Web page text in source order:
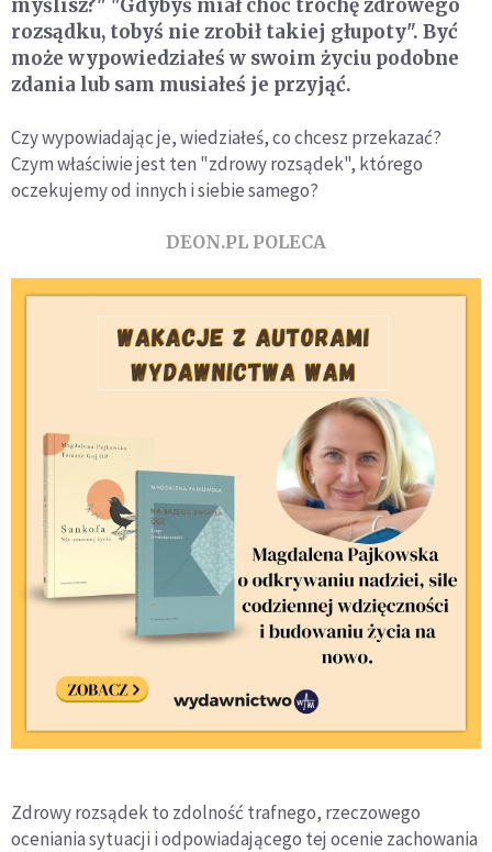
myślisz?" "Gdybyś miał choć trochę zdrowego
rozsądku, tobyś nie zrobił takiej głupoty". Być
może wypowiedziałeś w swoim życiu podobne
zdania lub sam musiałeś je przyjąć.
Czy wypowiadając je, wiedziałeś, co chcesz przekazać?
Czym właściwie jest ten "zdrowy rozsądek", którego
oczekujemy od innych i siebie samego?
DEON.PL POLECA
Zdrowy rozsądek to zdolność trafnego, rzeczowego
oceniania sytuacji i odpowiadającego tej ocenie zachowania